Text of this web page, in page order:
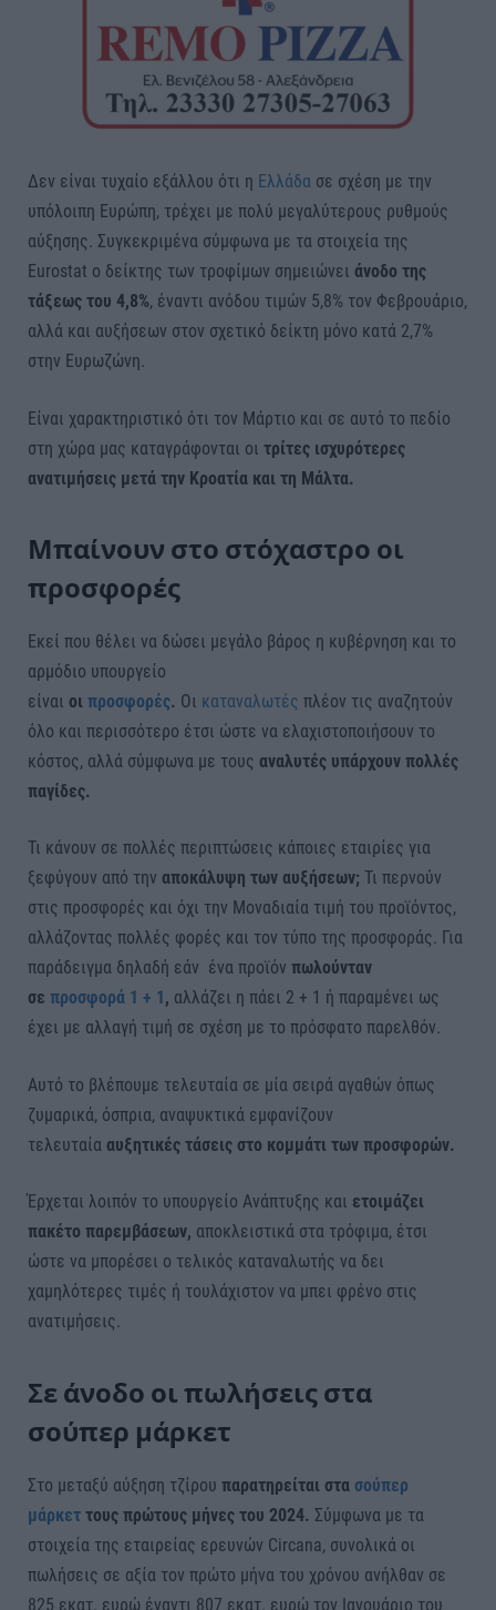
Δεν είναι τυχαίο εξάλλου ότι η Ελλάδα σε σχέση με την
υπόλοιπη Ευρώπη, τρέχει με πολύ μεγαλύτερους ρυθμούς
αύξησης. Συγκεκριμένα σύμφωνα με τα στοιχεία της
Eurostat ο δείκτης των τροφίμων σημειώνει άνοδο της
τάξεως του 4,8%, έναντι ανόδου τιμών 5,8% τον Φεβρουάριο,
αλλά και αυξήσεων στον σχετικό δείκτη μόνο κατά 2,7%
στην Ευρωζώνη.
Είναι χαρακτηριστικό ότι τον Μάρτιο και σε αυτό το πεδίο
στη χώρα μας καταγράφονται οι τρίτες ισχυρότερες
ανατιμήσεις μετά την Κροατία και τη Μάλτα.
Μπαίνουν στο στόχαστρο οι
προσφορές
Εκεί που θέλει να δώσει μεγάλο βάρος η κυβέρνηση και το
αρμόδιο υπουργείο
είναι οι προσφορές. Οι καταναλωτές πλέον τις αναζητούν
όλο και περισσότερο έτσι ώστε να ελαχιστοποιήσουν το
κόστος, αλλά σύμφωνα με τους αναλυτές υπάρχουν πολλές
παγίδες.
Τι κάνουν σε πολλές περιπτώσεις κάποιες εταιρίες για
ξεφύγουν από την αποκάλυψη των αυξήσεων; Τι περνούν
στις προσφορές και όχι την Μοναδιαία τιμή του προϊόντος,
αλλάζοντας πολλές φορές και τον τύπο της προσφοράς. Για
παράδειγμα δηλαδή εάν ένα προϊόν πωλούνταν
σε προσφορά 1 + 1 , αλλάζει η πάει 2 + 1 ή παραμένει ως
έχει με αλλαγή τιμή σε σχέση με το πρόσφατο παρελθόν.
Αυτό το βλέπουμε τελευταία σε μία σειρά αγαθών όπως
ζυμαρικά, όσπρια, αναψυκτικά εμφανίζουν
τελευταία αυξητικές τάσεις στο κομμάτι των προσφορών.
Έρχεται λοιπόν το υπουργείο Ανάπτυξης και ετοιμάζει
πακέτο παρεμβάσεων, αποκλειστικά στα τρόφιμα, έτσι
ώστε να μπορέσει ο τελικός καταναλωτής να δει
χαμηλότερες τιμές ή τουλάχιστον να μπει φρένο στις
ανατιμήσεις.
Σε άνοδο οι πωλήσεις στα
σούπερ μάρκετ
Στο μεταξύ αύξηση τζίρου παρατηρείται στα σούπερ
μάρκετ τους πρώτους μήνες του 2024. Σύμφωνα με τα
στοιχεία της εταιρείας ερευνών Circana, συνολικά οι
πωλήσεις σε αξία τον πρώτο μήνα του χρόνου ανήλθαν σε
825 εκατ. ευρώ έναντι 807 εκατ. ευρώ τον Ιανουάριο του